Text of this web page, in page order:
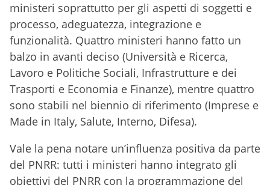
ministeri soprattutto per gli aspetti di soggetti e
processo, adeguatezza, integrazione e
funzionalità. Quattro ministeri hanno fatto un
balzo in avanti deciso (Università e Ricerca,
Lavoro e Politiche Sociali, Infrastrutture e dei
Trasporti e Economia e Finanze), mentre quattro
sono stabili nel biennio di riferimento (Imprese e
Made in Italy, Salute, Interno, Difesa).
Vale la pena notare un’influenza positiva da parte
del PNRR: tutti i ministeri hanno integrato gli
obiettivi del PNRR con la programmazione del